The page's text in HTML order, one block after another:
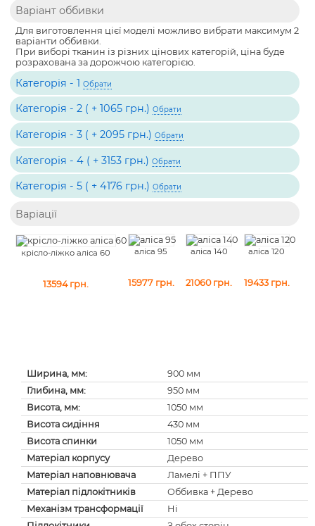
Варіант оббивки
Для виготовлення цієї моделі можливо вибрати максимум 2
варіанти оббивки.
При виборі тканин із різних цінових категорій, ціна буде
розрахована за дорожчою категорією.
Категорія - 1Обрати
Категорія - 2 ( + 1065 грн.)Обрати
Категорія - 3 ( + 2095 грн.)Обрати
Категорія - 4 ( + 3153 грн.)Обрати
Категорія - 5 ( + 4176 грн.)Обрати
Варіації
крісло-ліжко аліса 60
13594 грн.
аліса 95
15977 грн.
аліса 140
21060 грн.
аліса 120
19433 грн.
Ширина, мм:
900 мм
Глибина, мм:
950 мм
Висота, мм:
1050 мм
Висота сидіння
430 мм
Висота спинки
1050 мм
Матеріал корпусу
Дерево
Матеріал наповнювача
Ламелі + ППУ
Матеріал підлокітників
Оббивка + Дерево
Механізм трансформації
Ні